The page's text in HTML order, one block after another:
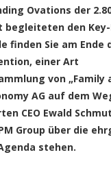
Ovations der
begleiteten den
finden Sie am
einer Art
von „Family
AG auf dem
CEO Ewald
Group über die
stehen.